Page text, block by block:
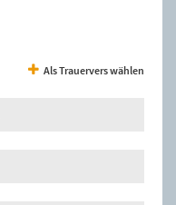
Als Trauervers wählen